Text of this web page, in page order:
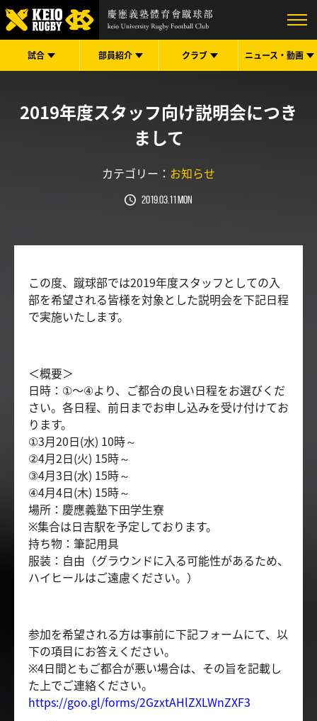
試合 部員紹介 クラブ ニュース・ 動画
2019年度スタッフ向け説明会につき
まして
カテゴリー： お知らせ
2019.03.11 Mon
この度、蹴球部では2019年度スタッフとしての入
部を希望される皆様を対象とした説明会を下記日程
で実施いたします。
＜概要＞
日時：①〜④より、ご都合の良い日程をお選びくだ
さい。各日程、前日までお申し込みを受け付けてお
ります。
①3月20日(水) 10時～
②4月2日(火) 15時～
③4月3日(水) 15時～
④4月4日(木) 15時～
場所：慶應義塾下田学生寮
※集合は日吉駅を予定しております。
持ち物：筆記用具
服装：自由（グラウンドに入る可能性があるため、
ハイヒールはご遠慮ください。）
参加を希望される方は事前に下記フォームにて、以
下の項目にお答えください。
※4日間ともご都合が悪い場合は、その旨を記載し
た上でご連絡ください。
https://goo.gl/forms/2GzxtAHlZXLWnZXF3